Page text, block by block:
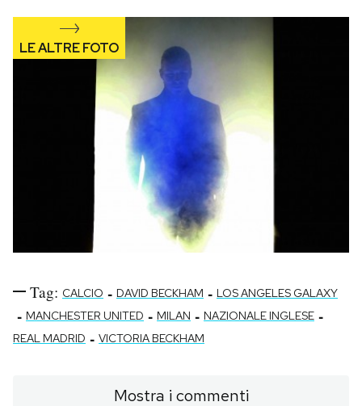
Tag: CALCIO - DAVID BECKHAM - LOS ANGELES GALAXY
- MANCHESTER UNITED - MILAN - NAZIONALE INGLESE -
REAL MADRID - VICTORIA BECKHAM
Mostra i commenti